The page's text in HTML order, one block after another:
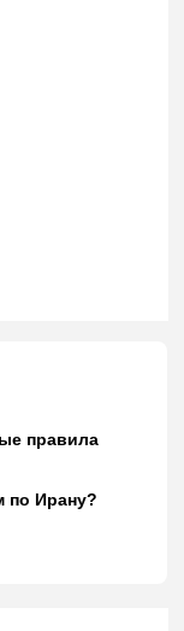
правила
по Ирану?